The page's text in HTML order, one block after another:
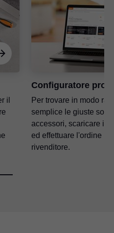
il
Configuratore
Per trovare in modo
semplice le giuste
accessori, scaricare i
ed effettuare l'ordine
rivenditore.